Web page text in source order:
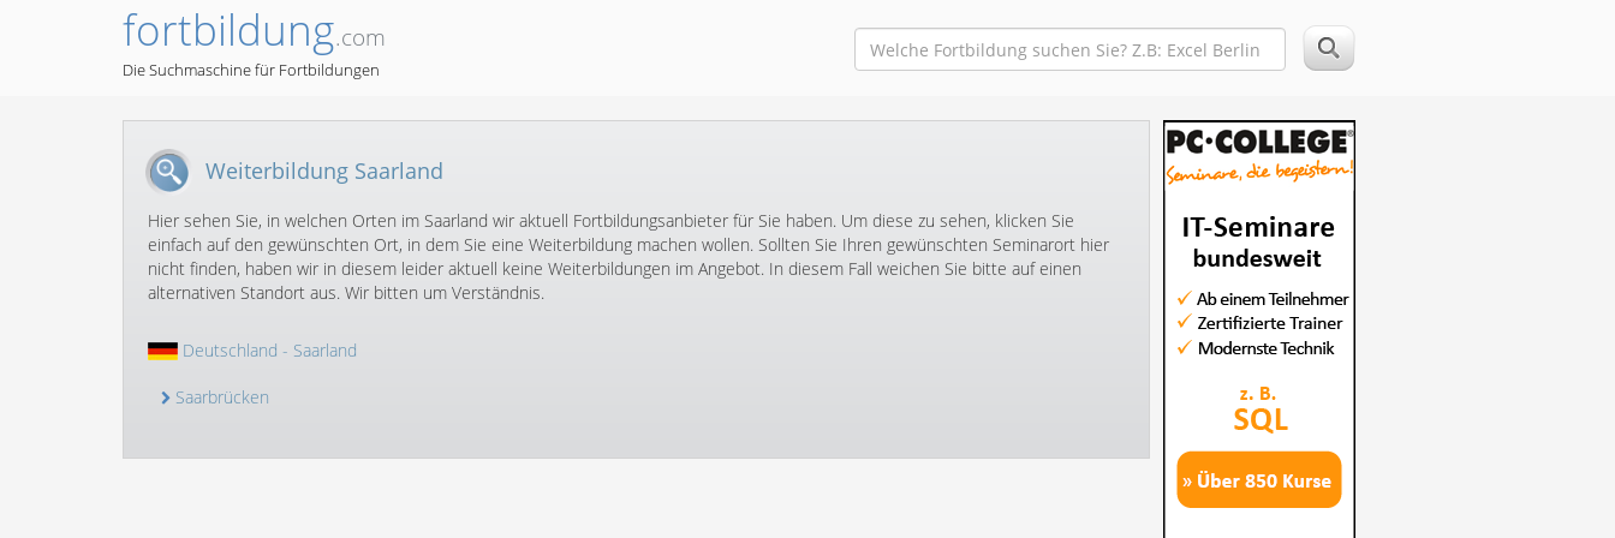
fortbildung.com
Die Suchmaschine für Fortbildungen
Weiterbildung Saarland
Hier sehen Sie, in welchen Orten im Saarland wir aktuell Fortbildungsanbieter für Sie haben. Um diese zu sehen, klicken Sie
einfach auf den gewünschten Ort, in dem Sie eine Weiterbildung machen wollen. Sollten Sie Ihren gewünschten Seminarort hier
nicht finden, haben wir in diesem leider aktuell keine Weiterbildungen im Angebot. In diesem Fall weichen Sie bitte auf einen
alternativen Standort aus. Wir bitten um Verständnis.
Deutschland - Saarland
Saarbrücken